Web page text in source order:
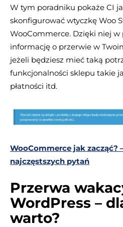
W tym poradniku pokaże CI
skonfigurować wtyczkę Woo
WooCommerce. Dzięki niej w
informację o przerwie w
jeżeli będziesz mieć taką
funkcjonalności sklepu takie
płatności itd.
WooCommerce jak zacząć?
najczęstszych pytań
Przerwa
WordPress –
warto?